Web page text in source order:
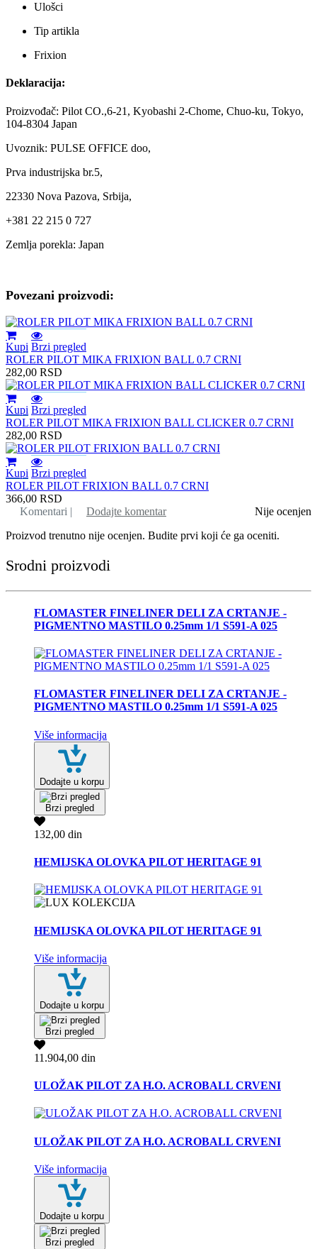
Ulošci
Tip artikla
Frixion
Deklaracija:
Proizvođač: Pilot CO.,6-21, Kyobashi 2-Chome, Chuo-ku, Tokyo,
104-8304 Japan
Uvoznik: PULSE OFFICE doo,
Prva industrijska br.5,
22330 Nova Pazova, Srbija,
+381 22 215 0 727
Zemlja porekla: Japan
Povezani proizvodi:
Kupi Brzi pregled
ROLER PILOT MIKA FRIXION BALL 0.7 CRNI
282,00 RSD
Kupi Brzi pregled
ROLER PILOT MIKA FRIXION BALL CLICKER 0.7 CRNI
282,00 RSD
Kupi Brzi pregled
ROLER PILOT FRIXION BALL 0.7 CRNI
366,00 RSD
Nije ocenjen
Komentari |
Dodajte komentar
Proizvod trenutno nije ocenjen. Budite prvi koji će ga oceniti.
Srodni proizvodi
FLOMASTER FINELINER DELI ZA CRTANJE -
PIGMENTNO MASTILO 0.25mm 1/1 S591-A 025
FLOMASTER FINELINER DELI ZA CRTANJE -
PIGMENTNO MASTILO 0.25mm 1/1 S591-A 025
Više informacija
Dodajte u korpu
Brzi pregled
132,00 din
HEMIJSKA OLOVKA PILOT HERITAGE 91
HEMIJSKA OLOVKA PILOT HERITAGE 91
Više informacija
Dodajte u korpu
Brzi pregled
11.904,00 din
ULOŽAK PILOT ZA H.O. ACROBALL CRVENI
ULOŽAK PILOT ZA H.O. ACROBALL CRVENI
Više informacija
Dodajte u korpu
Brzi pregled